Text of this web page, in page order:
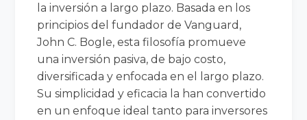
la inversión a largo plazo. Basada en los
principios del fundador de Vanguard,
John C. Bogle, esta filosofía promueve
una inversión pasiva, de bajo costo,
diversificada y enfocada en el largo plazo.
Su simplicidad y eficacia la han convertido
en un enfoque ideal tanto para inversores